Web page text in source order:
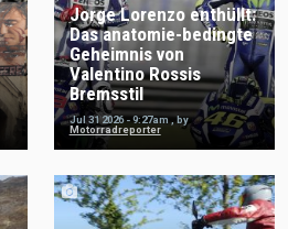
Jorge Lorenzo enthüllt:
Das anatomie-bedingte
Geheimnis von
Valentino Rossis
Bremsstil
Jul 31 2026 - 9:27am ,by
Motorradreporter